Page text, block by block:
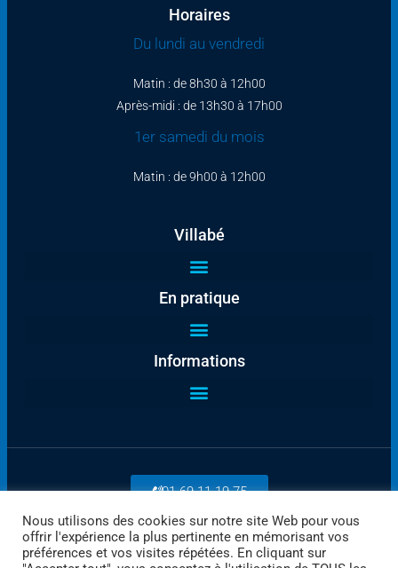
Horaires
Du lundi au vendredi
Matin : de 8h30 à 12h00
Après-midi : de 13h30 à 17h00
1er samedi du mois
Matin : de 9h00 à 12h00
Villabé
En pratique
Informations
01 69 11 19 75
Payez en ligne
Nous utilisons des cookies sur notre site Web pour vous
offrir l'expérience la plus pertinente en mémorisant vos
préférences et vos visites répétées. En cliquant sur